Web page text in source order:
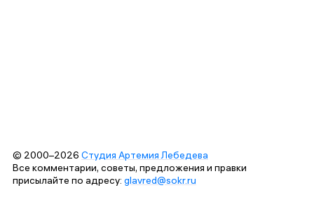
© 2000–2026 Студия Артемия Лебедева
Все комментарии, советы, предложения и правки
присылайте по адресу: glavred@sokr.ru